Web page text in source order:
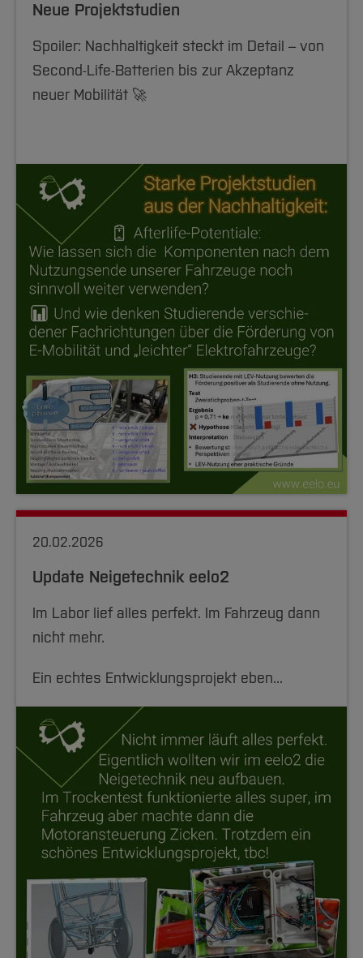
Neue Projektstudien
Spoiler: Nachhaltigkeit steckt im Detail – von
Second-Life-Batterien bis zur Akzeptanz
neuer Mobilität 🚀
20.02.2026
Update Neigetechnik eelo2
Im Labor lief alles perfekt. Im Fahrzeug dann
nicht mehr.
Ein echtes Entwicklungsprojekt eben...